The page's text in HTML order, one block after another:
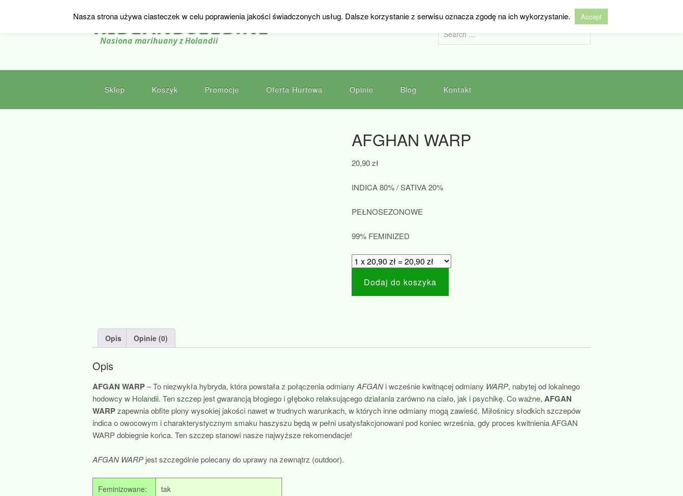
HIDEANDSEED.NL
Nasiona marihuany z Holandii
Sklep Koszyk Promocje Oferta Hurtowa Opinie Blog Kontakt
AFGHAN WARP
20,90zł
INDICA 80% / SATIVA 20%
PEŁNOSEZONOWE
99% FEMINIZED
Dodaj do koszyka
Opis Opinie (0)
Opis
AFGAN WARP– To niezwykła hybryda, która powstała z połączenia odmianyAFGANi wcześnie kwitnącej odmiany WARP, nabytej od lokalnego
hodowcy w Holandii. Ten szczep jest gwarancją błogiego i głęboko relaksującego działania zarówno na ciało, jak i psychikę. Co ważne, AFGAN
WARPzapewnia obfite plony wysokiej jakości nawet w trudnych warunkach, w których inne odmiany mogą zawieść. Miłośnicy słodkich szczepów
indica o owocowym i charakterystycznym smaku haszyszu będą w pełni usatysfakcjonowani pod koniec września, gdy proces kwitnienia AFGAN
WARP dobiegnie końca. Ten szczep stanowi nasze najwyższe rekomendacje!
AFGAN WARPjest szczególnie polecany do uprawy na zewnątrz (outdoor).
Feminizowane: tak
Nasza strona używa ciasteczek w celu poprawienia jakości świadczonych usług. Dalsze korzystanie z serwisu oznacza zgodę na ich wykorzystanie. Accept